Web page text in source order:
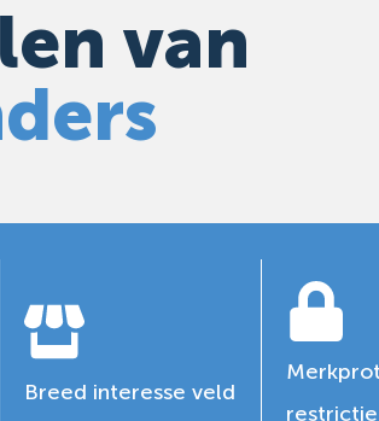
van
Breed interesse veld
restrictie